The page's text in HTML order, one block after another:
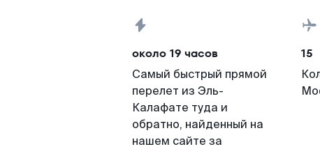
около 19 часов
Самый быстрый прямой
перелет из Эль-
Калафате туда и
обратно, найденный на
нашем сайте за
15